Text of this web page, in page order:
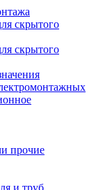
скрытого
скрытого
прочие
и труб